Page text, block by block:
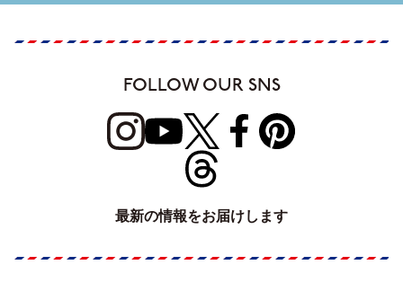
FOLLOW OUR SNS
最新の情報をお届けします